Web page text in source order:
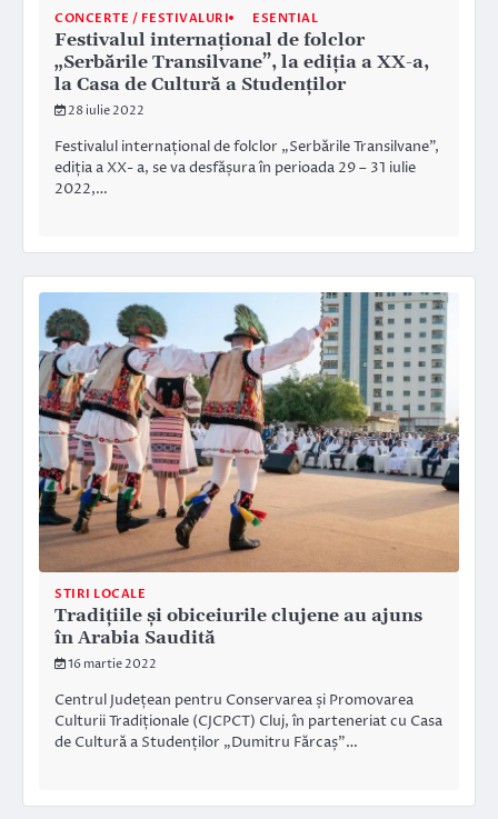
CONCERTE / FESTIVALURI ESENTIAL
Festivalul internațional de folclor
„Serbările Transilvane”, la ediția a XX-a,
la Casa de Cultură a Studenților
28 iulie 2022
Festivalul internațional de folclor „Serbările Transilvane”,
ediția a XX- a, se va desfășura în perioada 29 – 31 iulie
2022,…
STIRI LOCALE
Tradițiile și obiceiurile clujene au ajuns
în Arabia Saudită
16 martie 2022
Centrul Județean pentru Conservarea și Promovarea
Culturii Tradiționale (CJCPCT) Cluj, în parteneriat cu Casa
de Cultură a Studenților „Dumitru Fărcaș”…